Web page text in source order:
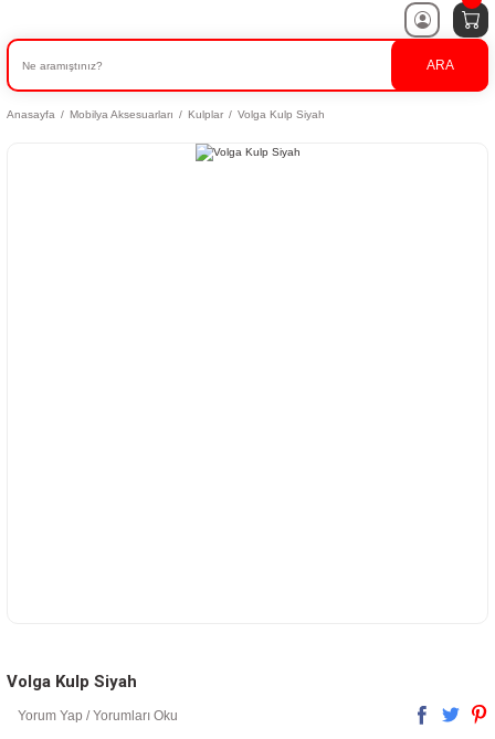
ARA
Anasayfa Mobilya Aksesuarları Kulplar Volga Kulp Siyah
Volga Kulp Siyah
Yorum Yap / Yorumları Oku